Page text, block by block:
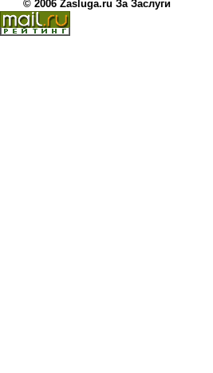
© 2006 Zasluga.ru За Заслуги